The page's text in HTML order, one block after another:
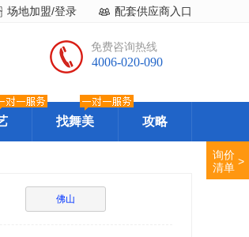
配套供应商入口
场地加盟/登录
免费咨询热线
4006-020-090
找舞美 攻略
佛山
询价
清单 >